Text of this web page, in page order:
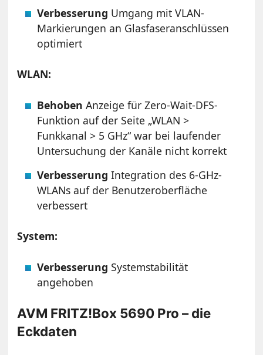
Verbesserung Umgang mit VLAN-
Markierungen an Glasfaseranschlüssen
optimiert
WLAN:
Behoben Anzeige für Zero-Wait-DFS-
Funktion auf der Seite „WLAN >
Funkkanal > 5 GHz“ war bei laufender
Untersuchung der Kanäle nicht korrekt
Verbesserung Integration des 6-GHz-
WLANs auf der Benutzeroberfläche
verbessert
System:
Verbesserung Systemstabilität
angehoben
AVM FRITZ!Box 5690 Pro – die
Eckdaten